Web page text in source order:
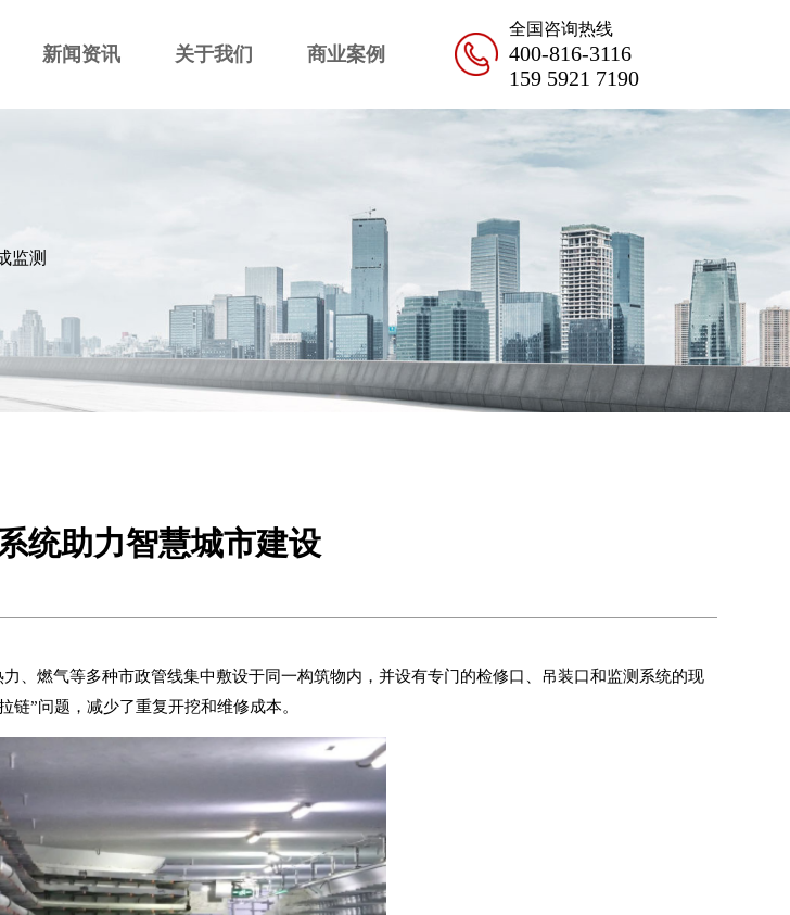
新闻资讯 关于我们 商业案例
全国咨询热线
400-816-3116
159 5921 7190
监测
统助力智慧城市建设
、燃气等多种市政管线集中敷设于同一构筑物内，并设有专门的检修口、吊装口和监测系统的现
”问题，减少了重复开挖和维修成本。